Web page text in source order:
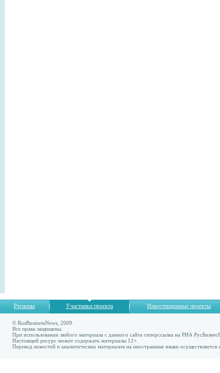
Регионы Участники проекта Инвестиционные проекты
© RusBusinessNews, 2009.
Все права защищены.
При использовании любого материала с данного сайта гиперссылка на РИА
Настоящий ресурс может содержать материалы 12+.
Перевод новостей и аналитических материалов на иностранные языки осуществляется